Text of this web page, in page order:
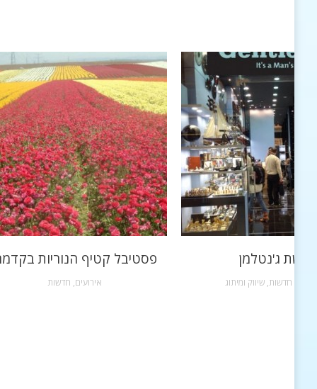
פסטיבל קטיף הנוריות
אירועים, חדשות
רשת ג'נטלמן
חדשות, שיווק ומיתוג